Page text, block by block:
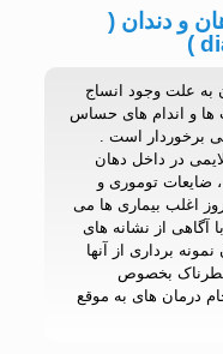
و دندان (
به علت وجود انساج
و اندام های حساس
برخوردار است .
در داخل دهان
ضایعات توموری و
اغلب بیماری ها می
آگاهی از نشانه های
برداری از آنها
بخصوص
درمان های به موقع